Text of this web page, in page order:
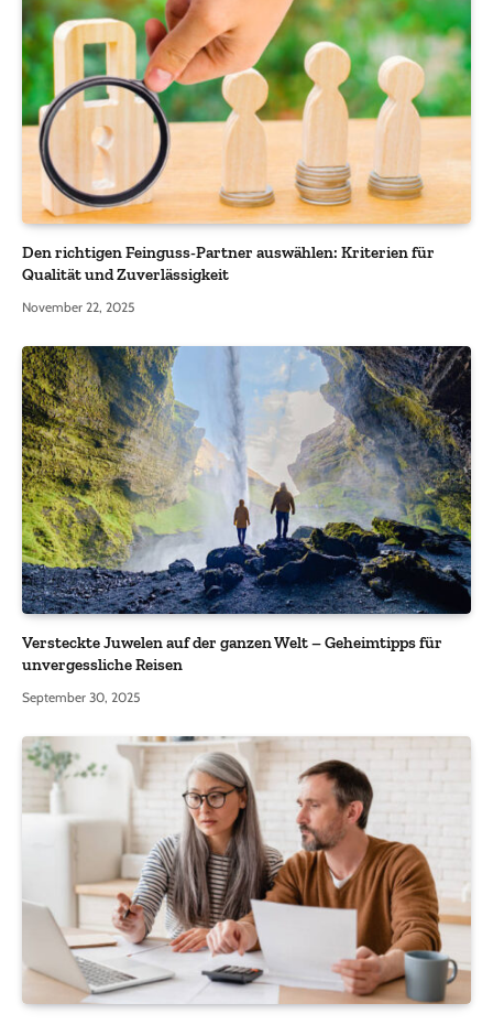
Den richtigen Feinguss-Partner auswählen: Kriterien für
Qualität und Zuverlässigkeit
November 22, 2025
Versteckte Juwelen auf der ganzen Welt – Geheimtipps für
unvergessliche Reisen
September 30, 2025